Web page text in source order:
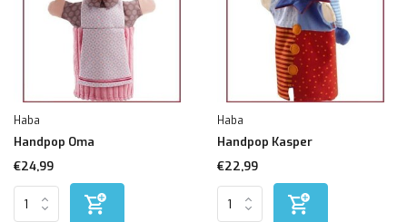
Haba
Handpop Oma
€24,99
Haba
Handpop Kasper
€22,99